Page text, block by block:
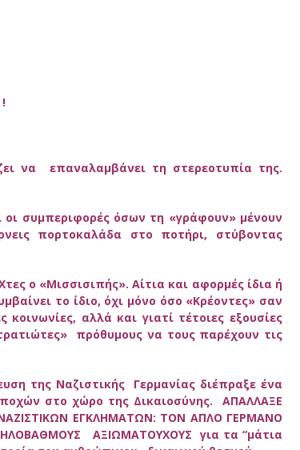
να επαναλαμβάνει τη στερεοτυπία της.
συμπεριφορές όσων τη «γράφουν» μένουν
πορτοκαλάδα στο ποτήρι, στύβοντας
ο «Μισσισιπής». Αίτια και αφορμές ίδια ή
το ίδιο, όχι μόνο όσο «Κρέοντες» σαν
αλλά και γιατί τέτοιες εξουσίες
πρόθυμους να τους παρέχουν τις
της Ναζιστικής Γερμανίας διέπραξε ένα
στο χώρο της Δικαιοσύνης. ΑΠΑΛΛΑΞΕ
ΕΓΚΛΗΜΑΤΩΝ: ΤΟΝ ΑΠΛΟ ΓΕΡΜΑΝΟ
ΑΞΙΩΜΑΤΟΥΧΟΥΣ για τα “μάτια